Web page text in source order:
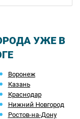
УЖЕ В
Воронеж
Казань
Краснодар
Нижний Новгород
Ростов-на-Дону